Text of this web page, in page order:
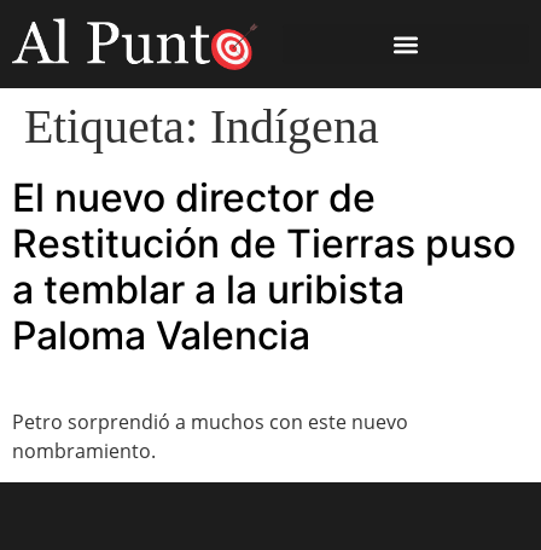
Etiqueta: Indígena
El nuevo director de
Restitución de Tierras puso
a temblar a la uribista
Paloma Valencia
Petro sorprendió a muchos con este nuevo
nombramiento.